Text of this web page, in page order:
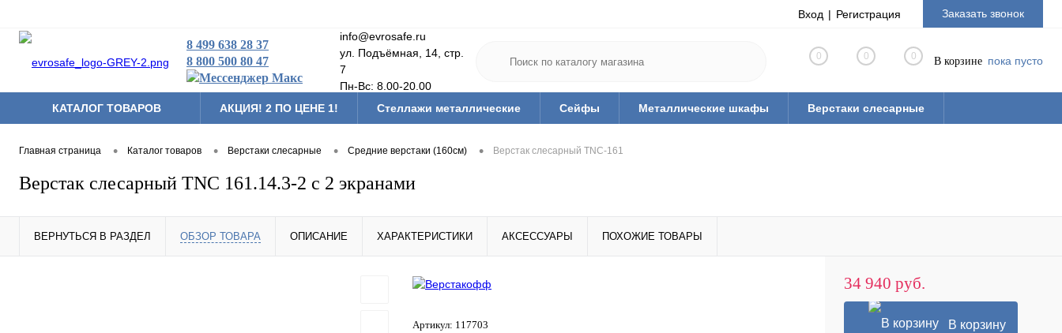
Вход Регистрация Заказать звонок
8 499 638 28 37
8 800 500 80 47
info@evrosafe.ru
ул. Подъёмная, 14, стр.
7
Пн-Вс: 8.00-20.00
0 0 0 В корзине пока пусто
КАТАЛОГ ТОВАРОВ АКЦИЯ! 2 ПО ЦЕНЕ 1! Стеллажи металлические Сейфы Металлические шкафы Верстаки слесарные
Другая продукция Средства дезинфекции и защиты Тара (ящики, короба, паллеты)
Главная страница • Каталог товаров • Верстаки слесарные • Средние верстаки (160см) • Верстак слесарный TNC-161
Верстак слесарный TNC 161.14.3-2 с 2 экранами
ВЕРНУТЬСЯ В РАЗДЕЛ ОБЗОР ТОВАРА ОПИСАНИЕ ХАРАКТЕРИСТИКИ АКСЕССУАРЫ ПОХОЖИЕ ТОВАРЫ
Артикул: 117703
34 940 руб.
В корзину